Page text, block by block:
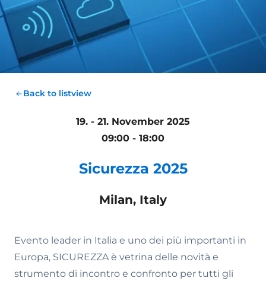
Back to listview
19. - 21. November 2025
09:00 - 18:00
Sicurezza 2025
Milan, Italy
Evento leader in Italia e uno dei più importanti in
Europa, SICUREZZA è vetrina delle novità e
strumento di incontro e confronto per tutti gli